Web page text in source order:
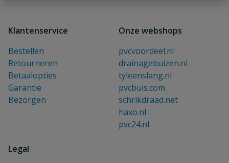
Klantenservice
Bestellen
Retourneren
Betaalopties
Garantie
Bezorgen
Onze webshops
pvcvoordeel.nl
drainagebuizen.nl
tyleenslang.nl
pvcbuis.com
schrikdraad.net
haxo.nl
pvc24.nl
Legal